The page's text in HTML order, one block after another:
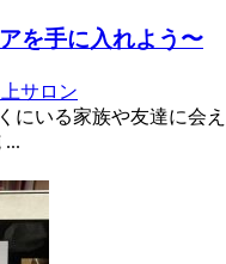
を手に入れよう〜
サロン
にいる家族や友達に会え
...